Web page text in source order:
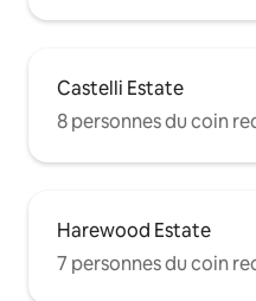
Castelli Estate
8 personnes du coin
Harewood Estate
7 personnes du coin